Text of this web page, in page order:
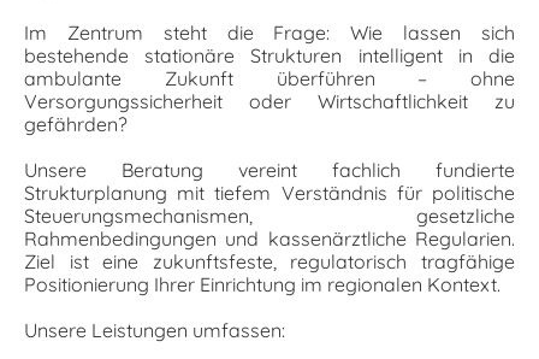
Im Zentrum steht die Frage: Wie lassen sich
bestehende stationäre Strukturen intelligent in die
ambulante Zukunft überführen – ohne
Versorgungssicherheit oder Wirtschaftlichkeit zu
gefährden?
Unsere Beratung vereint fachlich fundierte
Strukturplanung mit tiefem Verständnis für politische
Steuerungsmechanismen, gesetzliche
Rahmenbedingungen und kassenärztliche Regularien.
Ziel ist eine zukunftsfeste, regulatorisch tragfähige
Positionierung Ihrer Einrichtung im regionalen Kontext.
Unsere Leistungen umfassen: